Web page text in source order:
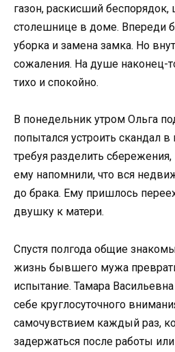
газон, раскисший беспорядок,
столешнице в доме. Впереди
уборка и замена замка. Но
сожаления. На душе наконец-
тихо и спокойно.
В понедельник утром Ольга
попытался устроить скандал в
требуя разделить
ему напомнили, что вся
до брака. Ему пришлось
двушку к матери.
Спустя полгода общие
жизнь бывшего мужа
испытание. Тамара Васильевна
себе круглосуточного
самочувствием каждый раз,
задержаться после работы или